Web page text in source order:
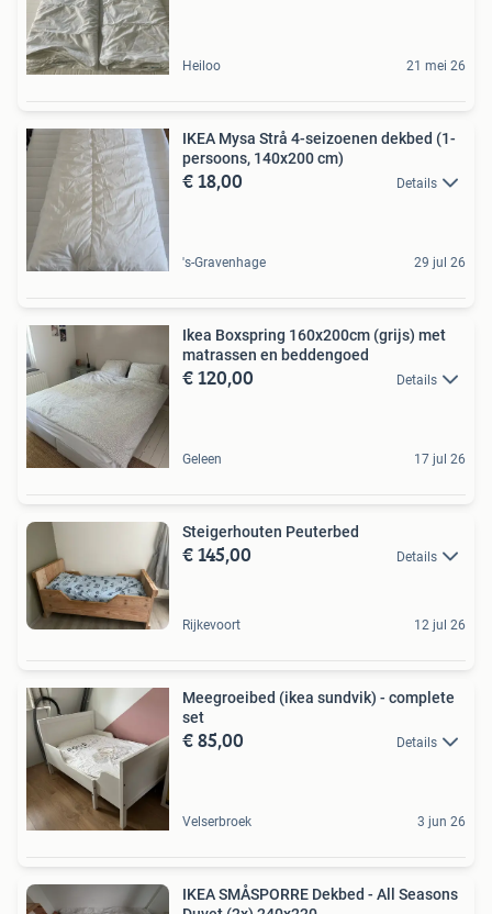
Heiloo 21 mei 26
IKEA Mysa Strå 4-seizoenen dekbed (1-
persoons, 140x200 cm)
€ 18,00 Details
's-Gravenhage 29 jul 26
Ikea Boxspring 160x200cm (grijs) met
matrassen en beddengoed
€ 120,00 Details
Geleen 17 jul 26
Steigerhouten Peuterbed
€ 145,00 Details
Rijkevoort 12 jul 26
Meegroeibed (ikea sundvik) - complete
set
€ 85,00 Details
Velserbroek 3 jun 26
IKEA SMÅSPORRE Dekbed - All Seasons